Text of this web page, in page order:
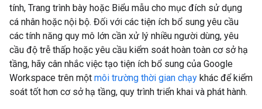
tính, Trang trình bày hoặc Biểu mẫu cho mục đích sử dụng
cá nhân hoặc nội bộ. Đối với các tiện ích bổ sung yêu cầu
các tính năng quy mô lớn cần xử lý nhiều người dùng, yêu
cầu độ trễ thấp hoặc yêu cầu kiểm soát hoàn toàn cơ sở hạ
tầng, hãy cân nhắc việc tạo tiện ích bổ sung của Google
Workspace trên một môi trường thời gian chạy khác để kiểm
soát tốt hơn cơ sở hạ tầng, quy trình triển khai và phát hành.